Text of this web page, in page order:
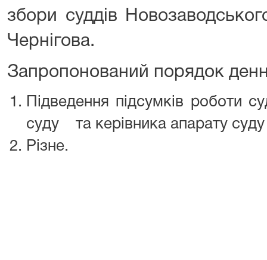
збори суддів
Чернігова.
Запропонований порядок
Підведення підсумків роботи
суду та керівника апарату
Різне.